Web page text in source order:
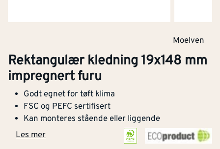
Moelven
Rektangulær kledning 19x148 mm
impregnert furu
Godt egnet for tøft klima
FSC og PEFC sertifisert
Kan monteres stående eller liggende
Les mer
Rektangulær kledning impregnert furu
19x148 mm
Bredde [mm] 148
Råvarer og produkter som kommer fra